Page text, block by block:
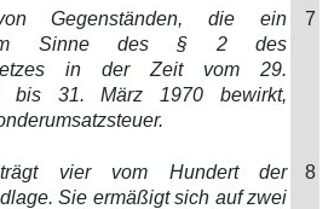
Gegenständen, die ein
im Sinne des § 2 des
in der Zeit vom 29.
bis 31. März 1970 bewirkt,
7
vier vom Hundert der
Sie ermäßigt sich auf zwei
8